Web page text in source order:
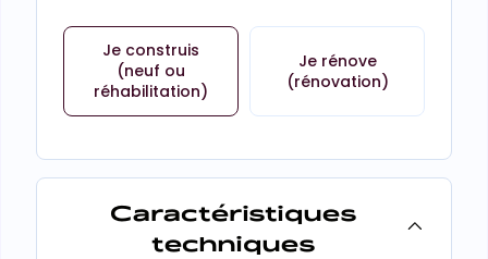
Je construis
(neuf ou
réhabilitation)
Je rénove
(rénovation)
Caractéristiques
techniques